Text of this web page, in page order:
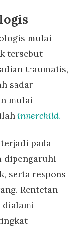
mulai
tersebut
traumatis,
sadar
mulai
innerchild.
pada
dipengaruhi
serta respons
Rentetan
dialami